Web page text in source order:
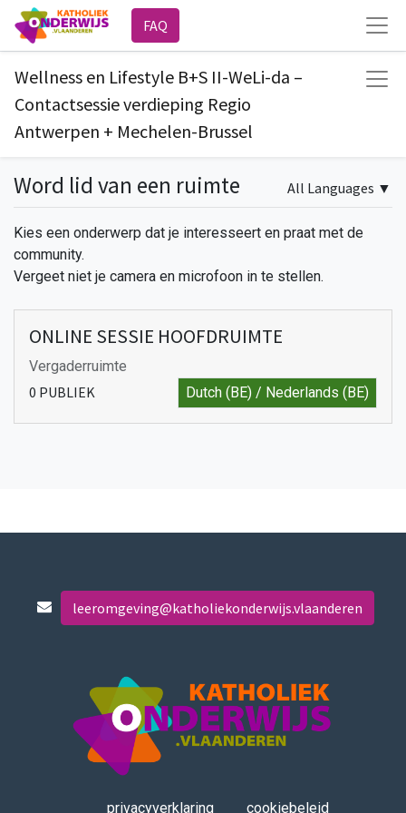
FAQ
Wellness en Lifestyle B+S II-WeLi-da –
Contactsessie verdieping Regio
Antwerpen + Mechelen-Brussel
Word lid van een ruimte All Languages ▼
Kies een onderwerp dat je interesseert en praat met de
community.
Vergeet niet je camera en microfoon in te stellen.
ONLINE SESSIE HOOFDRUIMTE
Vergaderruimte
0 PUBLIEK Dutch (BE) / Nederlands (BE)
leeromgeving@katholiekonderwijs.vlaanderen
privacyverklaring cookiebeleid